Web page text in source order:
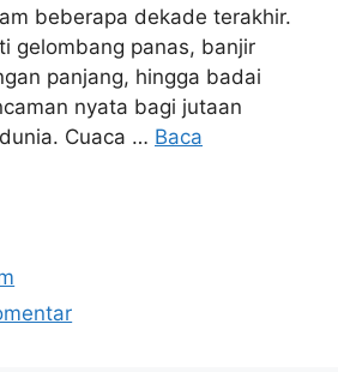
beberapa dekade terakhir.
gelombang panas, banjir
panjang, hingga badai
nyata bagi jutaan
Cuaca … Baca